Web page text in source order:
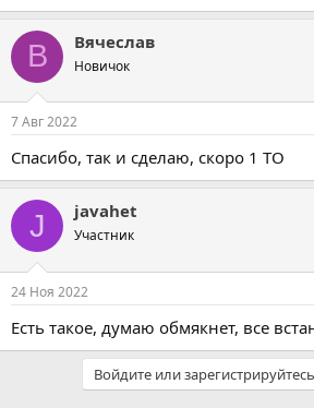
В Вячеслав
Новичок
7 Авг 2022
Спасибо, так и сделаю, скоро 1 ТО
J javahet
Участник
24 Ноя 2022
Есть такое, думаю обмякнет, все
Войдите или